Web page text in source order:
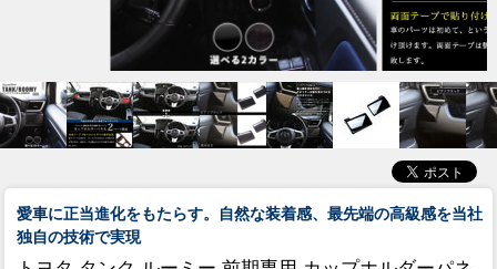
愛車に正当進化をもたらす。自然な装着感、最先端の高級感を当社
独自の技術で実現